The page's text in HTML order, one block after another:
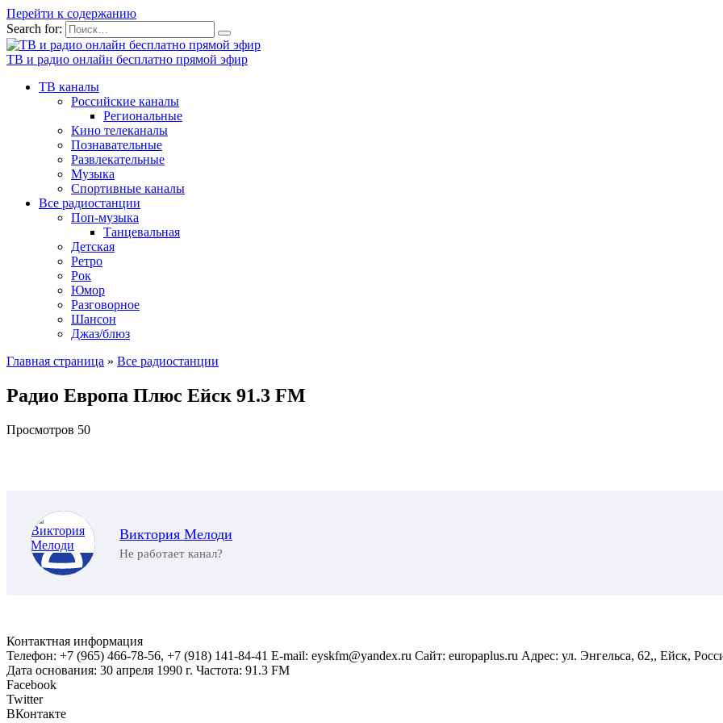
Перейти к содержанию
Search for:
ТВ и радио онлайн бесплатно прямой эфир
ТВ каналы
Российские каналы
Региональные
Кино телеканалы
Познавательные
Развлекательные
Музыка
Спортивные каналы
Все радиостанции
Поп-музыка
Танцевальная
Детская
Ретро
Рок
Юмор
Разговорное
Шансон
Джаз/блюз
Главная страница » Все радиостанции
Радио Европа Плюс Ейск 91.3 FM
Просмотров 50
Виктория Мелоди
Не работает канал?
Контактная информация
Телефон: +7 (965) 466-78-56, +7 (918) 141-84-41 E-mail: eyskfm@yandex.ru Сайт: europaplus.ru Адрес: ул. Энгельса, 62,, Ейск,
Дата основания: 30 апреля 1990 г. Частота: 91.3 FM
Facebook
Twitter
ВКонтакте